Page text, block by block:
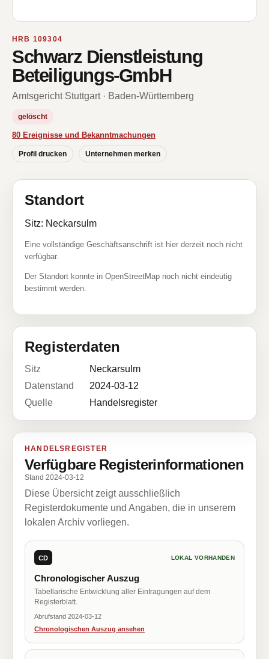
HRB 109304
Schwarz Dienstleistung
Beteiligungs-GmbH
Amtsgericht Stuttgart · Baden-Württemberg
gelöscht
80 Ereignisse und Bekanntmachungen
Profil drucken Unternehmen merken
Standort
Sitz: Neckarsulm
Eine vollständige Geschäftsanschrift ist hier derzeit noch nicht
verfügbar.
Der Standort konnte in OpenStreetMap noch nicht eindeutig
bestimmt werden.
Registerdaten
Sitz
Neckarsulm
Datenstand
2024-03-12
Quelle
Handelsregister
HANDELSREGISTER
Verfügbare Registerinformationen
Stand 2024-03-12
Diese Übersicht zeigt ausschließlich
Registerdokumente und Angaben, die in unserem
lokalen Archiv vorliegen.
CD LOKAL VORHANDEN
Chronologischer Auszug
Tabellarische Entwicklung aller Eintragungen auf dem
Registerblatt.
Abrufstand 2024-03-12
Chronologischen Auszug ansehen